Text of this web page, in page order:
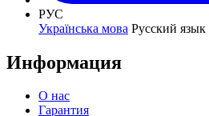
РУС
Українська мова Русский язык
Информация
О нас
Гарантия